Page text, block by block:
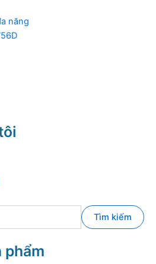
năng
Tìm kiếm
phẩm